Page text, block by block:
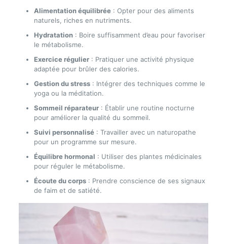
Alimentation équilibrée: Opter pour des aliments
naturels, riches en nutriments.
Hydratation: Boire suffisamment d’eau pour favoriser
le métabolisme.
Exercice régulier: Pratiquer une activité physique
adaptée pour brûler des calories.
Gestion du stress: Intégrer des techniques comme le
yoga ou la méditation.
Sommeil réparateur: Établir une routine nocturne
pour améliorer la qualité du sommeil.
Suivi personnalisé: Travailler avec un naturopathe
pour un programme sur mesure.
Équilibre hormonal : Utiliser des plantes médicinales
pour réguler le métabolisme.
Écoute du corps: Prendre conscience de ses signaux
de faim et de satiété.